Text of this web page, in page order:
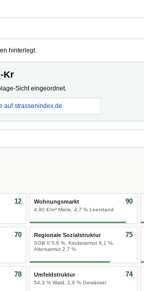
hinterlegt.
Kr
Sicht eingeordnet.
auf strassenindex.de
12 Wohnungsmarkt
4,90 €/m² Miete, 4,7 % Leerstand
90
70 Regionale Sozialstruktur
SGB II 5,6 %, Kinderarmut 9,1 %,
Altersarmut 2,7 %
75
78 Umfeldstruktur
54,3 % Wald, 1,6 % Gewässer
74